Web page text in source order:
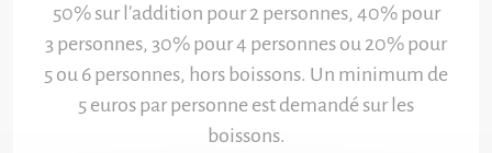
50% sur l'addition pour 2 personnes, 40% pour
3 personnes, 30% pour 4 personnes ou 20% pour
5 ou 6 personnes, hors boissons. Un minimum de
5 euros par personne est demandé sur les
boissons.